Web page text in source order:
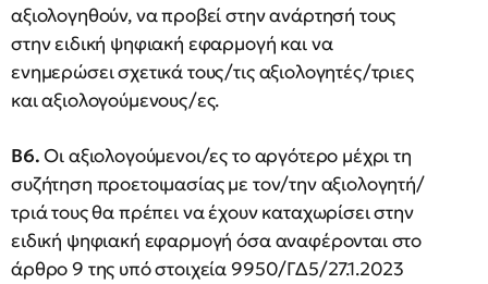
αξιολογηθούν, να προβεί στην ανάρτησή τους
στην ειδική ψηφιακή εφαρμογή και να
ενημερώσει σχετικά τους/τις αξιολογητές/τριες
και αξιολογούμενους/ες.
Β6. Οι αξιολογούμενοι/ες το αργότερο μέχρι τη
συζήτηση προετοιμασίας με τον/την αξιολογητή/
τριά τους θα πρέπει να έχουν καταχωρίσει στην
ειδική ψηφιακή εφαρμογή όσα αναφέρονται στο
άρθρο 9 της υπό στοιχεία 9950/ΓΔ5/27.1.2023